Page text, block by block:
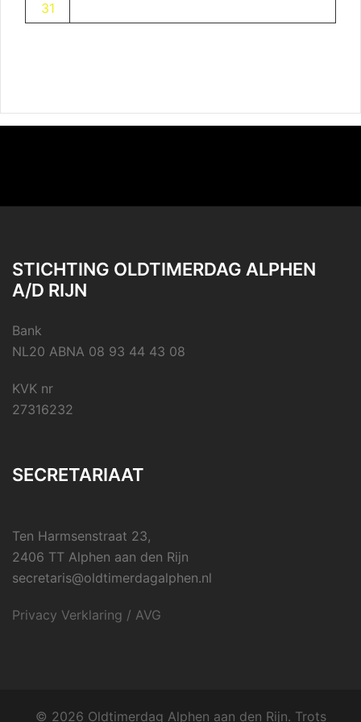
31
STICHTING OLDTIMERDAG ALPHEN
A/D RIJN
Bank
NL20 ABNA 08 93 44 43 08
KVK nr
27316232
SECRETARIAAT
Ten Harmsenstraat 23,
2406 TT Alphen aan den Rijn
secretaris@oldtimerdagalphen.nl
Privacy Verklaring / AVG
© 2026 Oldtimerdag Alphen aan den Rijn. Trots